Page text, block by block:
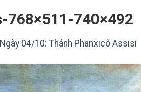
740×492
Ngày 04/10: Thánh Phanxicô Assisi